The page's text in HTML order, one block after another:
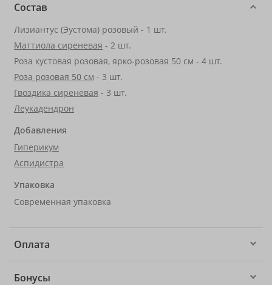
Состав
Лизиантус (Эустома) розовый - 1 шт.
Маттиола сиреневая - 2 шт.
Роза кустовая розовая, ярко-розовая 50 см - 4 шт.
Роза розовая 50 см - 3 шт.
Гвоздика сиреневая - 3 шт.
Леукадендрон
Добавления
Гиперикум
Аспидистра
Упаковка
Современная упаковка
Оплата
Бонусы